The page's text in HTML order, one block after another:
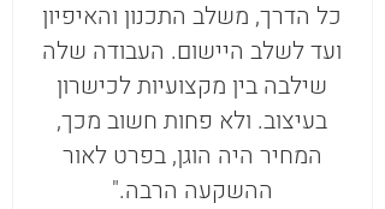
כל הדרך, משלב התכנון והאיפיון
ועד לשלב היישום. העבודה שלה
שילבה בין מקצועיות לכישרון
בעיצוב. ולא פחות חשוב מכך,
המחיר היה הוגן, בפרט לאור
ההשקעה הרבה."